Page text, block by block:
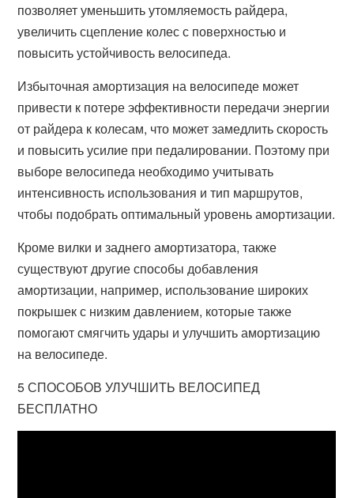
позволяет уменьшить утомляемость райдера,
увеличить сцепление колес с поверхностью и
повысить устойчивость велосипеда.
Избыточная амортизация на велосипеде может
привести к потере эффективности передачи энергии
от райдера к колесам, что может замедлить скорость
и повысить усилие при педалировании. Поэтому при
выборе велосипеда необходимо учитывать
интенсивность использования и тип маршрутов,
чтобы подобрать оптимальный уровень амортизации.
Кроме вилки и заднего амортизатора, также
существуют другие способы добавления
амортизации, например, использование широких
покрышек с низким давлением, которые также
помогают смягчить удары и улучшить амортизацию
на велосипеде.
5 СПОСОБОВ УЛУЧШИТЬ ВЕЛОСИПЕД
БЕСПЛАТНО